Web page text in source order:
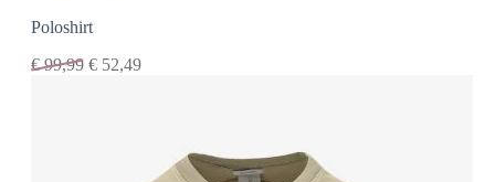
Poloshirt
€99,99 € 52,49